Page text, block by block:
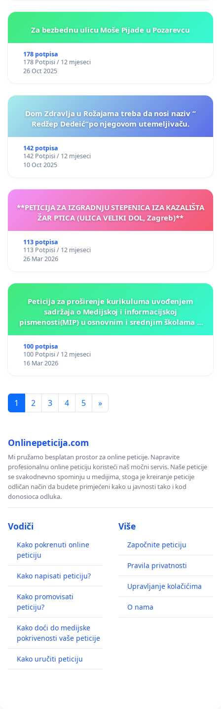
Za bezbednu ulicu Moše Pijade u Pozarevcu
178 potpisa
178 Potpisi / 12 mjeseci
26 Oct 2025
Dom Zdravlja u Rožajama treba da nosi naziv “
Redžep Dedeić”po njegovom utemeljivaču.
142 potpisa
142 Potpisi / 12 mjeseci
10 Oct 2025
**PETICIJA ZA IZGRADNJU STEPENICA IZA KAZALIŠTA
ŽAR PTICA (ULICA VELIKI DOL, Zagreb)**
113 potpisa
113 Potpisi / 12 mjeseci
26 Mar 2026
Peticija za proširenje kurikuluma uvođenjem
sadržaja o Medijskoj i informacijskoj
pismenosti(MIP) u osnovnim i srednjim školama u
100 potpisa
100 Potpisi / 12 mjeseci
16 Mar 2026
1 2 3 4 5 »
Onlinepeticija.com
Mi pružamo besplatan prostor za online peticije. Napravite
profesionalnu online peticiju koristeći naš močni servis. Naše peticije
se svakodnevno spominju u medijima, stoga je kreiranje peticije
odličan način da budete primjećeni kako u javnosti tako i kod
donosioca odluka.
Vodiči
Kako pokrenuti online
peticiju
Kako napisati peticiju?
Kako promovisati
peticiju?
Kako doći do medijske
pokrivenosti vaše peticije
Kako uručiti peticiju
Više
Započnite peticiju
Pravila privatnosti
Upravljanje kolačićima
O nama